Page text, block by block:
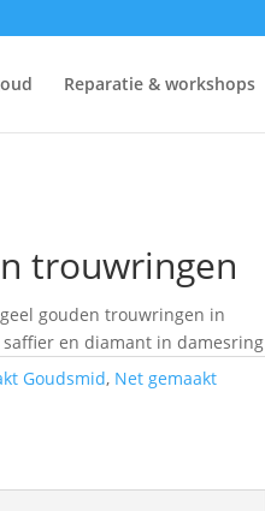
Reparatie & workshops
trouwringen
gouden trouwringen in
en diamant in damesring
Goudsmid, Net gemaakt